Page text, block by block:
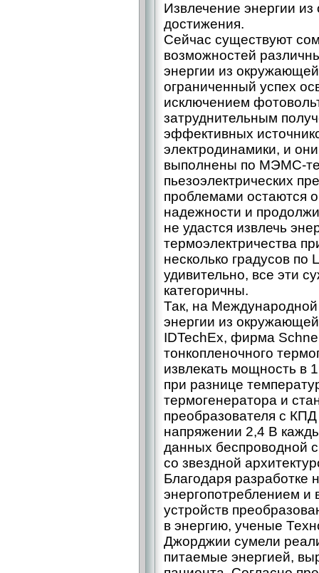
Извлечение энергии
достижения.
Сейчас существуют
возможностей
энергии из
ограниченный успех
исключением
затруднительным
эффективных
электродинамики, и
выполнены по МЭМС-
пьезоэлектрических
проблемами остаются
надежности и
не удастся извлечь
термоэлектричества
несколько градусов по
удивительно, все эти
категоричны.
Так, на
энергии из
IDTechEx, фирма
тонкопленочного
извлекать мощность в
при разнице
термогенератора и
преобразователя с
напряжении 2,4 В
данных беспроводной
со звездной
Благодаря разработке
энергопотреблением
устройств
в энергию, ученые
Джорджии сумели
питаемые энергией,